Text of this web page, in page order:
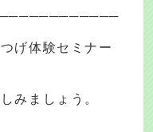
げ体験セミナー
みましょう。